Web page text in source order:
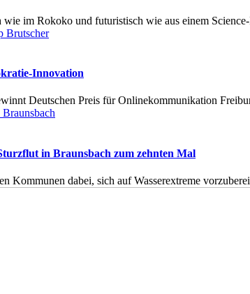
im Rokoko und futuristisch wie aus einem
Innovation
Deutschen Preis für Onlinekommunikation
in Braunsbach zum zehnten Mal
Kommunen dabei, sich auf Wasserextreme